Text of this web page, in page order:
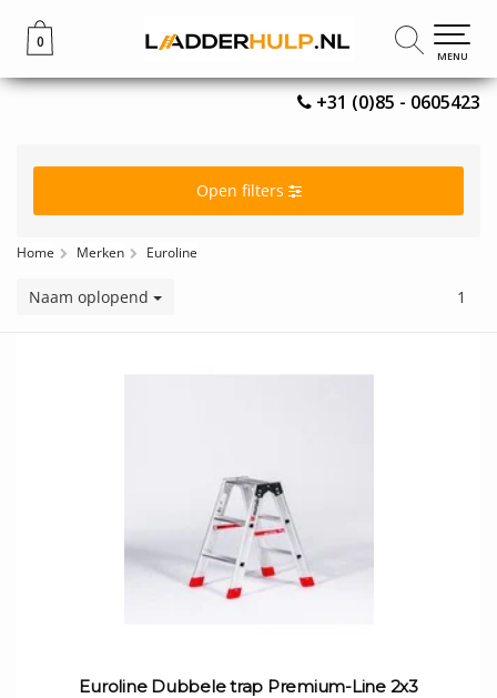
+31 (0)85 - 0605423
0
MENU
0
MENU
Open filters
Home Merken Euroline
Naam oplopend 1
Euroline Dubbele trap Premium-Line 2x3